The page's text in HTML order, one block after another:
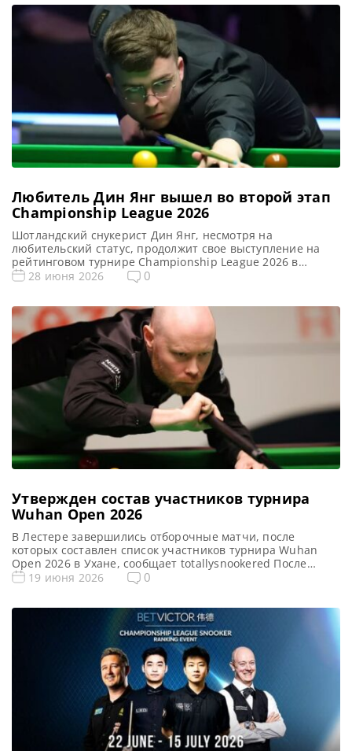
внушительным призовым фондом в 328 000 фунтов
стерлингов, где будет вручен первый трофей нового […]
Любитель Дин Янг вышел во второй этап
Championship League 2026
Шотландский снукерист Дин Янг, несмотря на
любительский статус, продолжит свое выступление на
рейтинговом турнире Championship League 2026 в
Лестере, сообщает SnookerHQ В субботу в Лестере Дин
тур после сезона 2024-25, получил приглашение на
первый рейтинговый турнир текущего сезона как […]
28 июня 2026 0
Утвержден состав участников турнира
Wuhan Open 2026
В Лестере завершились отборочные матчи, после
которых составлен список участников турнира Wuhan
Open 2026 в Ухане, сообщает totallysnookered После
отборочных матчей China Open, состоявшихся на
Open 2026. В течение четырех дней на Mattioli Arena
проходили квалификационные поединки. Результаты
определили состав претендентов на участие […]
19 июня 2026 0